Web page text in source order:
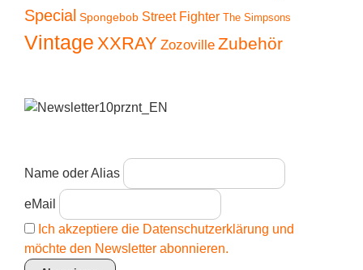
Special Spongebob Street Fighter The Simpsons
Vintage XXRAY Zozoville Zubehör
Name oder Alias
eMail
Ich akzeptiere die Datenschutzerklärung und
möchte den Newsletter abonnieren.